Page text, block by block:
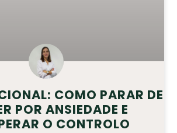
COMO PARAR DE
POR ANSIEDADE E
O CONTROLO